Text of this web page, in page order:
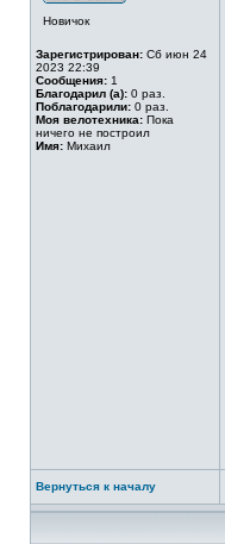
Новичок
Зарегистрирован: Сб июн 24
2023 22:39
Сообщения: 1
Благодарил (а): 0 раз.
Поблагодарили: 0 раз.
Моя велотехника: Пока
ничего не построил
Имя: Михаил
Вернуться к началу